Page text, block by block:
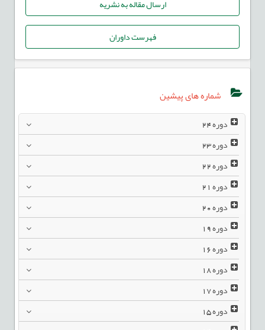
ارسال مقاله به نشریه
فهرست داوران
شماره های پیشین
دوره24
دوره23
دوره22
دوره21
دوره20
دوره19
دوره16
دوره18
دوره17
دوره15